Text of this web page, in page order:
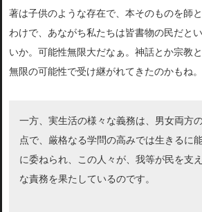
著は子供のような存在で、本そのものを師
わけで、あながち私たちは皆書物の民だと
いか。可能性無限大だなぁ。神話とか宗教
無限の可能性で受け継がれてきたのかもね。
一方、実生活の様々な義務は、男女両方
点で、厳格なる学問の高みでは生きるに
に委ねられ、この人々が、我等が民を支
な責務を果たしているのです。